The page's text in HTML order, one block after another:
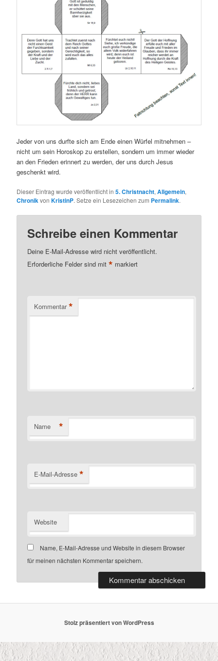
Jeder von uns durfte sich am Ende einen Würfel mitnehmen –
nicht um sein Horoskop zu erstellen, sondern um immer wieder
an den Frieden erinnert zu werden, der uns durch Jesus
geschenkt wird.
Dieser Eintrag wurde veröffentlicht in5. Christnacht,Allgemein,
ChronikvonKristinP. Setze ein Lesezeichen zum Permalink.
Schreibe einen Kommentar
Deine E-Mail-Adresse wird nicht veröffentlicht.
Erforderliche Felder sind mit* markiert
Kommentar *
Name *
E-Mail-Adresse *
Website
Name, E-Mail-Adresse und Website in diesem Browser
für meinen nächsten Kommentar speichern.
Stolz präsentiert von WordPress